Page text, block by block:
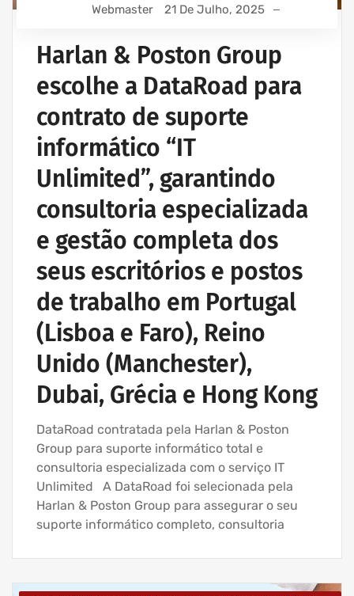
IT UNLIMITED - SERVIÇOS INFORMÁTICA
Webmaster 21 De Julho, 2025
Harlan & Poston Group
escolhe a DataRoad para
contrato de suporte
informático “IT
Unlimited”, garantindo
consultoria especializada
e gestão completa dos
seus escritórios e postos
de trabalho em Portugal
(Lisboa e Faro), Reino
Unido (Manchester),
Dubai, Grécia e Hong Kong
DataRoad contratada pela Harlan & Poston
Group para suporte informático total e
consultoria especializada com o serviço IT
Unlimited A DataRoad foi selecionada pela
Harlan & Poston Group para assegurar o seu
suporte informático completo, consultoria